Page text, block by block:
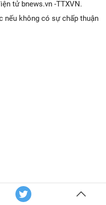
tử bnews.vn -TTXVN.
nếu không có sự chấp thuận